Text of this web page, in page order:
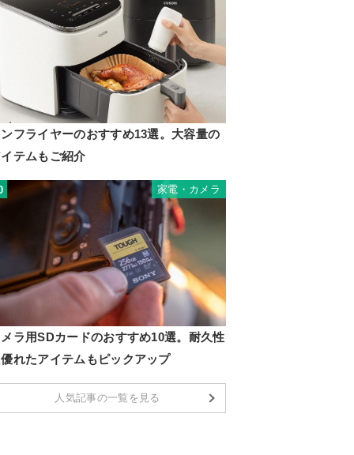
フライヤーのおすすめ13選。大容量の
テムもご紹介
家電・カメラ
ラ用SDカードのおすすめ10選。耐久性
れたアイテムもピックアップ
人気記事の一覧を見る